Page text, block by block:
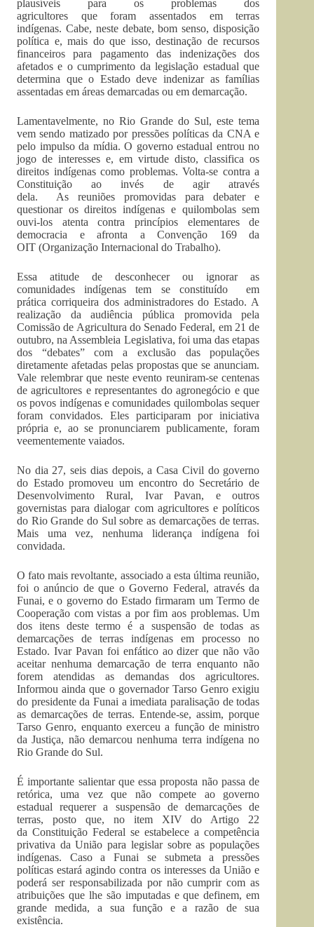
plausíveis para os problemas dos
agricultores que foram assentados em terras
indígenas. Cabe, neste debate, bom senso, disposição
política e, mais do que isso, destinação de recursos
financeiros para pagamento das indenizações dos
afetados e o cumprimento da legislação estadual que
determina que o Estado deve indenizar as famílias
assentadas em áreas demarcadas ou em demarcação.
Lamentavelmente, no Rio Grande do Sul, este tema
vem sendo matizado por pressões políticas da CNA e
pelo impulso da mídia. O governo estadual entrou no
jogo de interesses e, em virtude disto, classifica os
direitos indígenas como problemas. Volta-se contra a
Constituição ao invés de agir através
dela. As reuniões promovidas para debater e
questionar os direitos indígenas e quilombolas sem
ouvi-los atenta contra princípios elementares de
democracia e afronta a Convenção 169 da
OIT (Organização Internacional do Trabalho).
Essa atitude de desconhecer ou ignorar as
comunidades indígenas tem se constituído em
prática corriqueira dos administradores do Estado. A
realização da audiência pública promovida pela
Comissão de Agricultura do Senado Federal, em 21 de
outubro, na Assembleia Legislativa, foi uma das etapas
dos “debates” com a exclusão das populações
diretamente afetadas pelas propostas que se anunciam.
Vale relembrar que neste evento reuniram-se centenas
de agricultores e representantes do agronegócio e que
os povos indígenas e comunidades quilombolas sequer
foram convidados. Eles participaram por iniciativa
própria e, ao se pronunciarem publicamente, foram
veementemente vaiados.
No dia 27, seis dias depois, a Casa Civil do governo
do Estado promoveu um encontro do Secretário de
Desenvolvimento Rural, Ivar Pavan, e outros
governistas para dialogar com agricultores e políticos
do Rio Grande do Sul sobre as demarcações de terras.
Mais uma vez, nenhuma liderança indígena foi
convidada.
O fato mais revoltante, associado a esta última reunião,
foi o anúncio de que o Governo Federal, através da
Funai, e o governo do Estado firmaram um Termo de
Cooperação com vistas a por fim aos problemas. Um
dos itens deste termo é a suspensão de todas as
demarcações de terras indígenas em processo no
Estado. Ivar Pavan foi enfático ao dizer que não vão
aceitar nenhuma demarcação de terra enquanto não
forem atendidas as demandas dos agricultores.
Informou ainda que o governador Tarso Genro exigiu
do presidente da Funai a imediata paralisação de todas
as demarcações de terras. Entende-se, assim, porque
Tarso Genro, enquanto exerceu a função de ministro
da Justiça, não demarcou nenhuma terra indígena no
Rio Grande do Sul.
É importante salientar que essa proposta não passa de
retórica, uma vez que não compete ao governo
estadual requerer a suspensão de demarcações de
terras, posto que, no item XIV do Artigo 22
da Constituição Federal se estabelece a competência
privativa da União para legislar sobre as populações
indígenas. Caso a Funai se submeta a pressões
políticas estará agindo contra os interesses da União e
poderá ser responsabilizada por não cumprir com as
atribuições que lhe são imputadas e que definem, em
grande medida, a sua função e a razão de sua
existência.